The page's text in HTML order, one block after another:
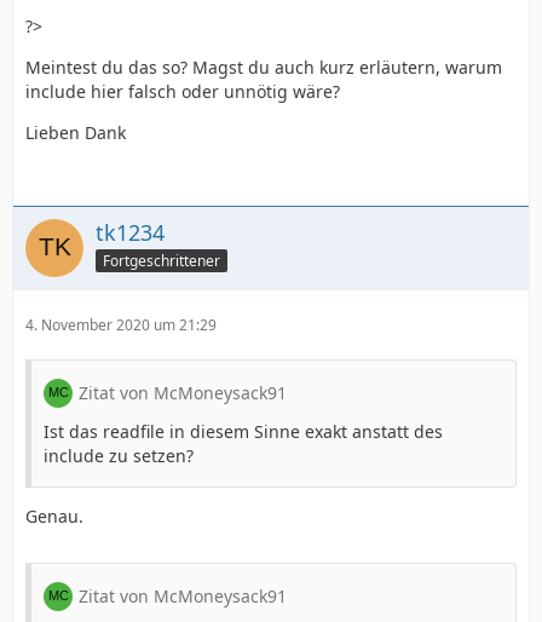
?>
Meintest du das so? Magst du auch kurz erläutern, warum
include hier falsch oder unnötig wäre?
Lieben Dank
tk1234
Fortgeschrittener
4. November 2020 um 21:29
Zitat von McMoneysack91
Ist das readfile in diesem Sinne exakt anstatt des
include zu setzen?
Genau.
Zitat von McMoneysack91